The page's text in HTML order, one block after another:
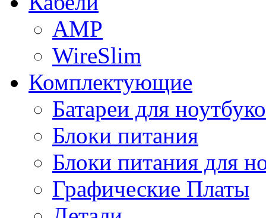
AMP
WireSlim
Комплектующие
Батареи для
Блоки питания
Блоки питания для
Графические Платы